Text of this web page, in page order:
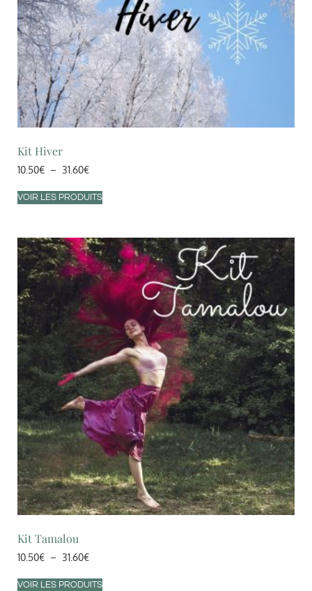
Kit Hiver
10.50€ – 31.60€
VOIR LES PRODUITS
Kit Tamalou
10.50€ – 31.60€
VOIR LES PRODUITS